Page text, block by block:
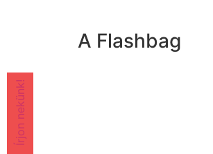
A Flashbag
Írjon nekünk!